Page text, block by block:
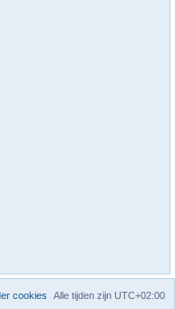
Alle tijden zijn UTC+02:00
cookies